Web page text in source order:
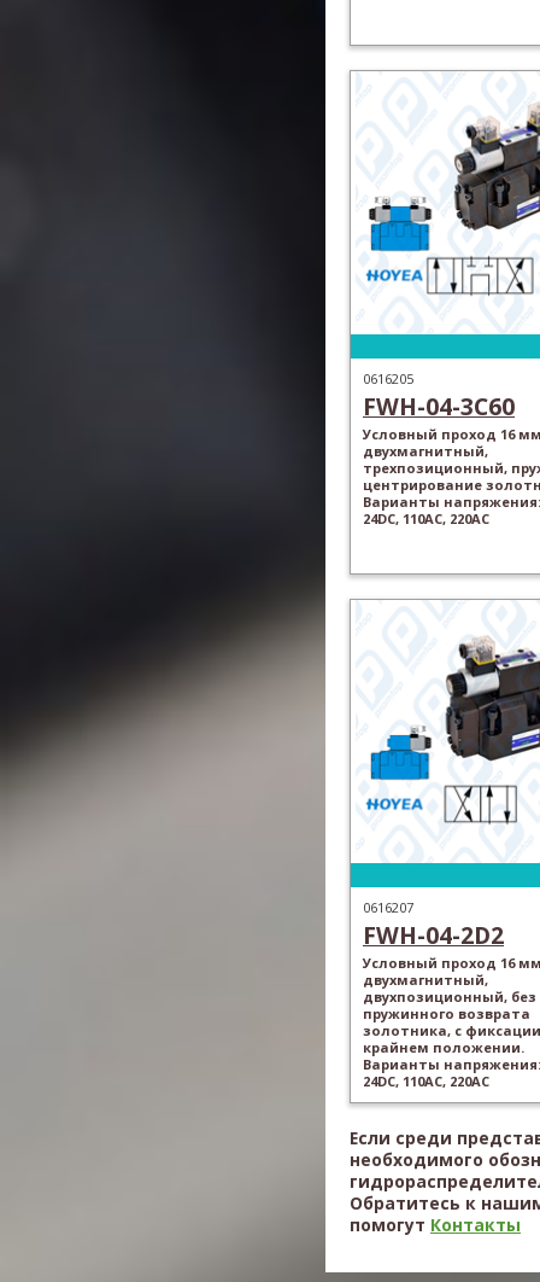
0616205
FWH-04-3C60
Условный проход 16
двухмагнитный,
трехпозиционный,
центрирование
Варианты напряжения:
24DC, 110AC, 220AC
0616207
FWH-04-2D2
Условный проход 16
двухмагнитный,
двухпозиционный, без
пружинного возврата
золотника, с
крайнем положении.
Варианты напряжения:
24DC, 110AC, 220AC
Если среди
необходимого
Обратитесь к
помогут Контакты